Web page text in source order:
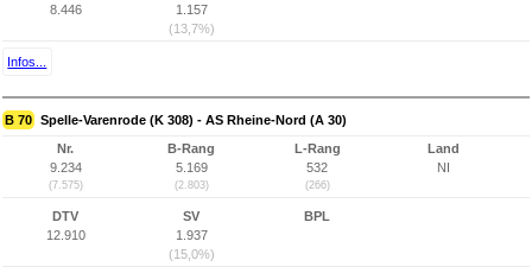
8.446
1.157
(13,7%)
Infos...
B 70 Spelle-Varenrode (K 308) - AS Rheine-Nord (A 30)
Nr.
9.234
(7.575)
B-Rang
5.169
(2.803)
L-Rang
532
(266)
Land
NI
DTV
12.910
SV
1.937
(15,0%)
BPL